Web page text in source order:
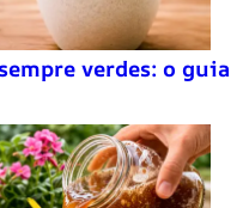
verdes: o guia